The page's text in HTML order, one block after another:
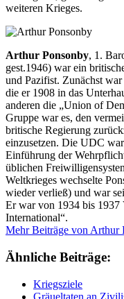
weiteren Krieges.
Arthur Ponsonby, 1.
gest.1946) war ein
und Pazifist. Zunächst
die er 1908 in das
anderen die „Union of
Gruppe war es, den
britische Regierung
einzusetzen. Die UDC
Einführung der
üblichen
Weltkrieges wechselte
wieder verließ) und war
Er war von 1934 bis 1937
International“.
Mehr Beiträge von Arthur
Ähnliche Beiträge:
Kriegsziele
Gräueltaten an